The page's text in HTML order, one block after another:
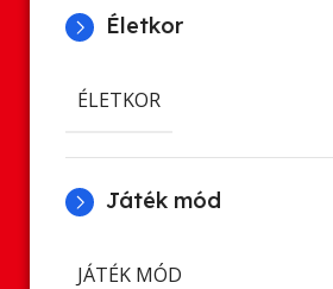
Életkor
ÉLETKOR
Játék mód
JÁTÉK MÓD